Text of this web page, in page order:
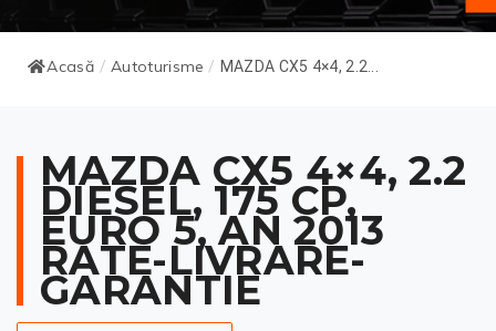
Acasă / Autoturisme / MAZDA CX5 4×4, 2.2...
MAZDA CX5 4×4, 2.2
DIESEL, 175 CP,
EURO 5, AN 2013
RATE-LIVRARE-
GARANTIE